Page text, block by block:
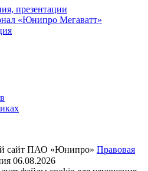
презентации
«Юнипро Мегаватт»
сайт ПАО «Юнипро» Правовая
06.08.2026